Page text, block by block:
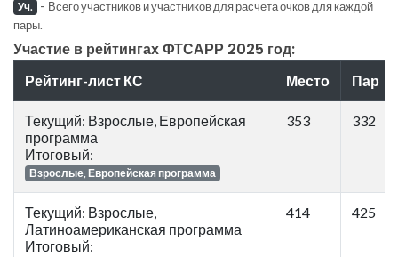
Уч. - Всего участников и участников для расчета очков для каждой
пары.
Участие в рейтингах ФТСАРР 2025 год:
Рейтинг-лист КС Место Пар
Текущий: Взрослые, Европейская
программа
Итоговый:
Взрослые, Европейская программа
353 332
Текущий: Взрослые,
Латиноамериканская программа
Итоговый:
414 425